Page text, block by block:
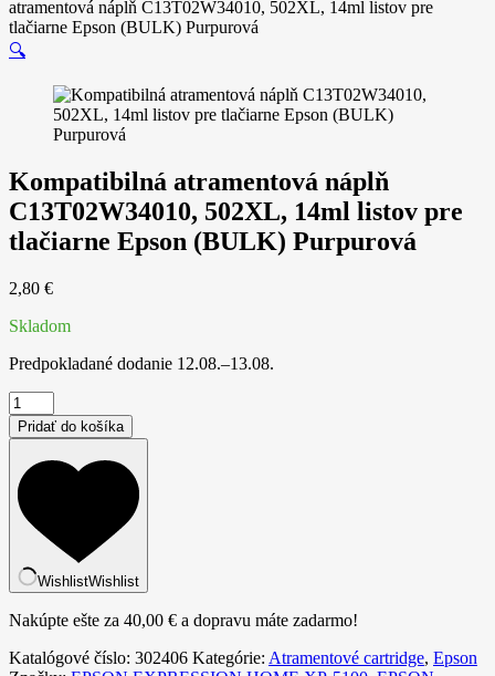
atramentová náplň C13T02W34010, 502XL, 14ml listov pre
tlačiarne Epson (BULK) Purpurová
🔍
Kompatibilná atramentová náplň
C13T02W34010, 502XL, 14ml listov pre
tlačiarne Epson (BULK) Purpurová
2,80 €
Skladom
Predpokladané dodanie 12.08.–13.08.
množstvo
Kompatibilná
atramentová
náplň
C13T02W34010,
502XL,
14ml
listov
tlačiarne
Epson
(BULK)
Pridať do košíka
WishlistWishlist
Nakúpte ešte za 40,00 € a dopravu máte zadarmo!
Katalógové číslo: 302406 Kategórie: Atramentové cartridge, Epson